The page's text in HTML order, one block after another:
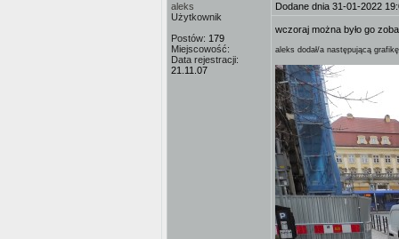
aleks
Użytkownik
Postów: 179
Miejscowość:
Data rejestracji:
21.11.07
Dodane dnia 31-01-2022
wczoraj można było go
aleks dodał/a następującą